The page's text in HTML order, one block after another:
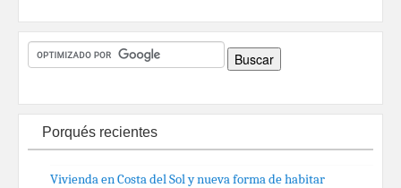
Porqués recientes
Vivienda en Costa del Sol y nueva forma de habitar